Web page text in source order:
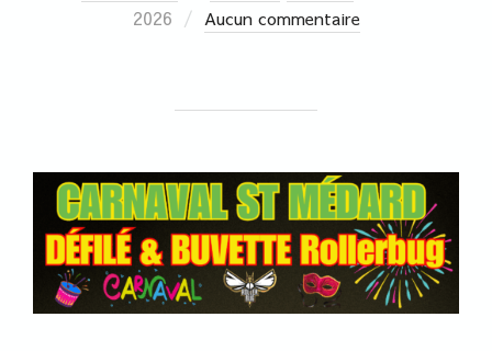
2026
Aucun commentaire